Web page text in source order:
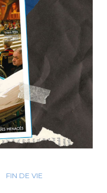
FIN DE VIE